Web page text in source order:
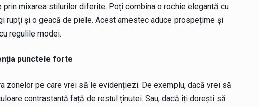
mixarea stilurilor diferite. Poți combina o rochie elegantă cu
rupți și o geacă de piele. Acest amestec aduce prospețime și
regulile modei.
punctele forte
zonelor pe care vrei să le evidențiezi. De exemplu, dacă vrei să
contrastantă față de restul ținutei. Sau, dacă îți dorești să